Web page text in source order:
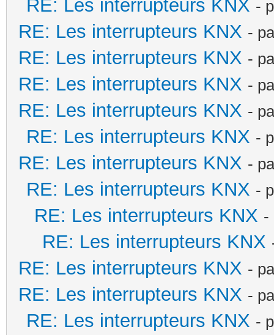
RE: Les interrupteurs KNX -
RE: Les interrupteurs KNX -
RE: Les interrupteurs KNX -
RE: Les interrupteurs KNX -
RE: Les interrupteurs KNX -
RE: Les interrupteurs KNX -
RE: Les interrupteurs KNX -
RE: Les interrupteurs KNX -
RE: Les interrupteurs KNX -
RE: Les interrupteurs KNX
RE: Les interrupteurs KNX -
RE: Les interrupteurs KNX -
RE: Les interrupteurs KNX -